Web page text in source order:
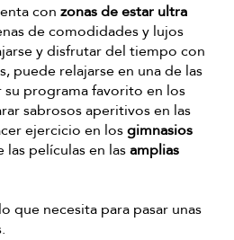
con zonas de estar ultra
de comodidades y lujos
y disfrutar del tiempo con
puede relajarse en una de las
su programa favorito en los
sabrosos aperitivos en las
ejercicio en losgimnasios
las películas en lasamplias
que necesita para pasar unas